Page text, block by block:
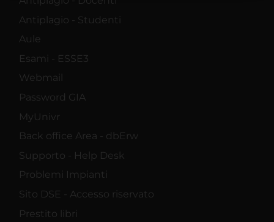
raccolto dal tuo utilizzo dei loro servizi.
Antiplagio - Studenti
Aule
Esami - ESSE3
Webmail
Password GIA
MyUnivr
Back office Area - dbErw
Supporto - Help Desk
Problemi Impianti
Sito DSE - Accesso riservato
Prestito libri